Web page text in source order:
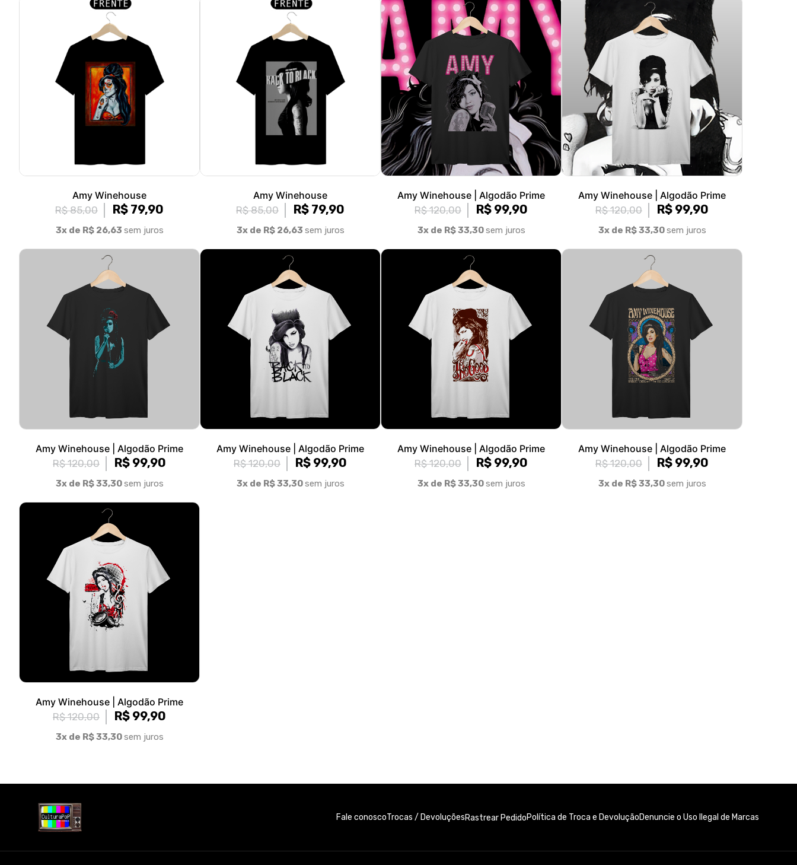
Amy Winehouse
R$ 85,00
R$ 79,90
3x de R$ 26,63 sem juros
Amy Winehouse
R$ 85,00
R$ 79,90
3x de R$ 26,63 sem juros
Amy Winehouse | Algodão Prime
R$ 120,00
R$ 99,90
3x de R$ 33,30sem juros
Amy Winehouse | Algodão Prime
R$ 120,00
R$ 99,90
3x de R$ 33,30sem juros
Amy Winehouse | Algodão Prime
R$ 120,00
R$ 99,90
3x de R$ 33,30sem juros
Amy Winehouse | Algodão Prime
R$ 120,00
R$ 99,90
3x de R$ 33,30sem juros
Amy Winehouse | Algodão Prime
R$ 120,00
R$ 99,90
3x de R$ 33,30sem juros
Amy Winehouse | Algodão Prime
R$ 120,00
R$ 99,90
3x de R$ 33,30sem juros
Amy Winehouse | Algodão Prime
R$ 120,00
R$ 99,90
3x de R$ 33,30sem juros
Fale conoscoTrocas / DevoluçõesRastrear PedidoPolítica de Troca e DevoluçãoDenuncie o Uso Ilegal de Marcas